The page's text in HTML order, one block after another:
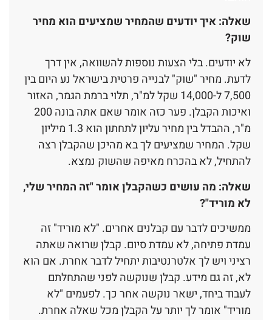
שאלה: איך יודעים שהמחיר שמציעים הוא מחיר
שוק?
לא יודעים. בלי הצעות נוספות להשוואה, אין דרך
לדעת. מחיר "שוק" לבנייה פרטית בישראל נע היום בין
7,500 ל-14,000 שקל למ"ר, תלוי ברמת הגמר, האזור
ואיכות הקבלן. פער כזה אומר שאם אתה בונה 200
מ"ר, ההבדל בין מחיר עליון לתחתון הוא 1.3 מיליון
שקל. המחיר שמציעים לך בא מהיכן שהקבלן רצה
להתחיל, לא בהכרח מאיפה שהשוק נמצא.
שאלה: מה עושים כשהקבלן אומר "זה המחיר שלי,
לא מוריד"?
ממשיכים לדבר עם קבלנים אחרים. "לא מוריד" זה
עמדת פתיחה, לא עמדת סיום. קבלן שרואה שאתה
רציני ויש לך אלטרנטיבות יתחיל לדבר אחרת. אם הוא
לא, זה גם מידע. קבלן שנוקשה לפני שהתחלתם
לעבוד ביחד, ישאר נוקשה אחר כך. לפעמים "לא
מוריד" אומר לך יותר על הקבלן מכל שאלה אחרת.